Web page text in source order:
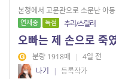
본청에서 고문관으로 소문난 아
연재중 독점 추리/스릴러
오빠는 제 손으로 죽
분량 1918매 | 4일 전
나기
| 등록작가